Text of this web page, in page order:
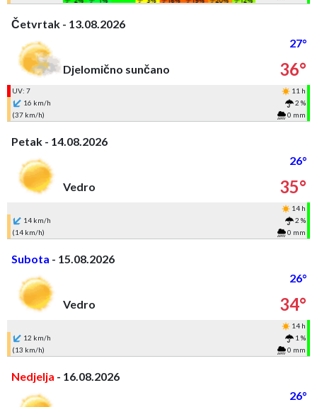
Četvrtak - 13.08.2026
27°
Djelomično sunčano
36°
UV: 7
11 h
16 km/h
2 %
(37 km/h)
0 mm
Petak - 14.08.2026
26°
Vedro
35°
14 h
14 km/h
2 %
(14 km/h)
0 mm
Subota - 15.08.2026
26°
Vedro
34°
14 h
12 km/h
1 %
(13 km/h)
0 mm
Nedjelja - 16.08.2026
26°